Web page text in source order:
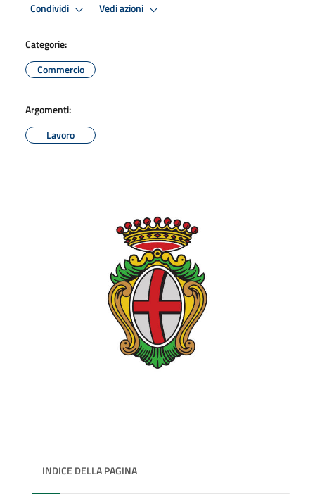
Condividi Vedi azioni
Categorie:
Commercio
Argomenti:
Lavoro
INDICE DELLA PAGINA